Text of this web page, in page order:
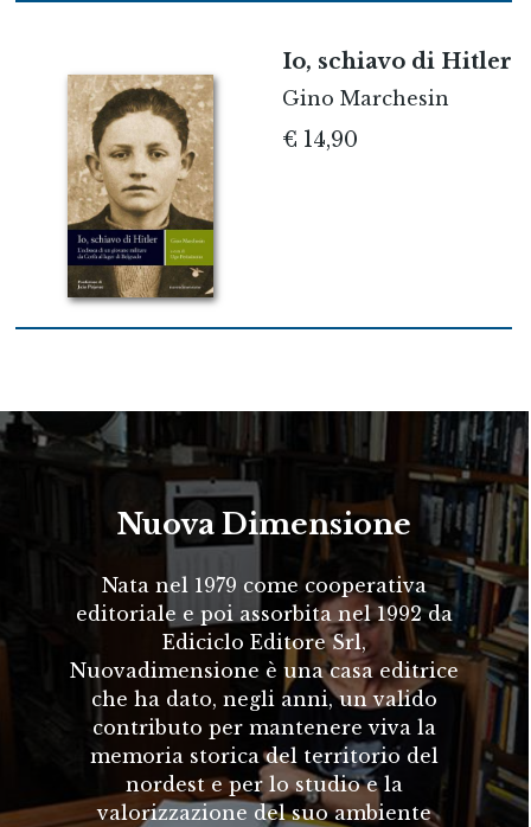
Io, schiavo di Hitler
Gino Marchesin
€ 14,90
Nuova Dimensione
Nata nel 1979 come cooperativa
editoriale e poi assorbita nel 1992 da
Ediciclo Editore Srl,
Nuovadimensione è una casa editrice
che ha dato, negli anni, un valido
contributo per mantenere viva la
memoria storica del territorio del
nordest e per lo studio e la
valorizzazione del suo ambiente